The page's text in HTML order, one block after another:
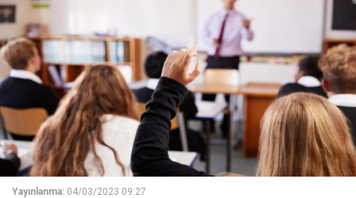
Yayınlanma: 04/03/2023 09:27